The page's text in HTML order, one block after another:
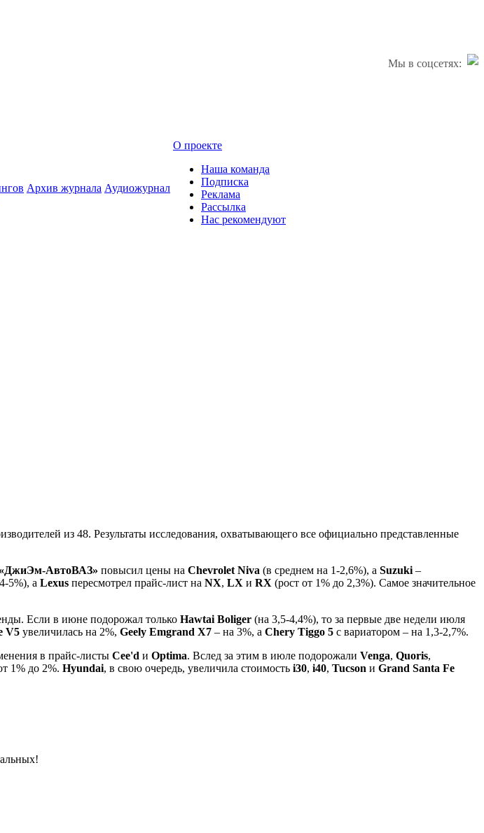
Мы в соцсетях:
Архив журнала Аудиожурнал
О проекте
Наша команда
Подписка
Реклама
Рассылка
Нас рекомендуют
из 48. Результаты исследования, охватывающего все официально представленные
«ДжиЭм-АвтоВАЗ» повысил цены на Chevrolet Niva (в среднем на 1-2,6%), а Suzuki –
5%), а Lexus пересмотрел прайс-лист на NX, LX и RX (рост от 1% до 2,3%). Самое значительное
Если в июне подорожал только Hawtai Boliger (на 3,5-4,4%), то за первые две недели июля
V5 увеличилась на 2%, Geely Emgrand X7 – на 3%, а Chery Tiggo 5 с вариатором – на 1,3-2,7%.
в прайс-листы Cee'd и Optima. Вслед за этим в июле подорожали Venga, Quoris,
1% до 2%. Hyundai, в свою очередь, увеличила стоимость i30, i40, Tucson и Grand Santa Fe